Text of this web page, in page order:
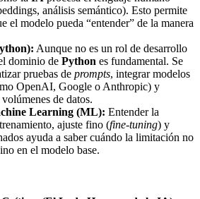
análisis semántico). Esto permite
el modelo pueda “entender” de la manera
Aunque no es un rol de desarrollo
dominio de Python es fundamental. Se
pruebas de prompts, integrar modelos
OpenAI, Google o Anthropic) y
de datos.
Learning (ML): Entender la
ajuste fino (fine-tuning) y
ayuda a saber cuándo la limitación no
en el modelo base.